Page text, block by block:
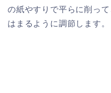
の紙やすりで平らに削っ
はまるように調節します。